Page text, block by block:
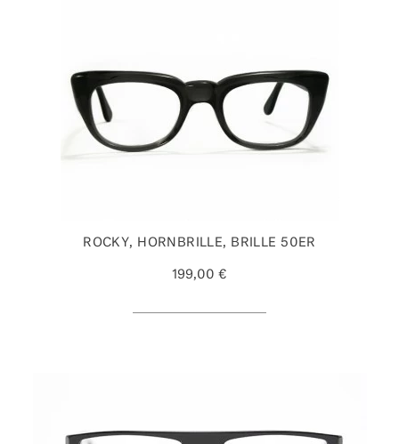
ROCKY, HORNBRILLE, BRILLE 50ER
199,00 €